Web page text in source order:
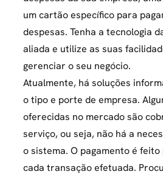
um cartão específico para
despesas. Tenha a tecnologia
aliada e utilize as suas
gerenciar o seu negócio.
Atualmente, há soluções
o tipo e porte de empresa.
oferecidas no mercado são
serviço, ou seja, não há a
o sistema. O pagamento é
cada transação efetuada.